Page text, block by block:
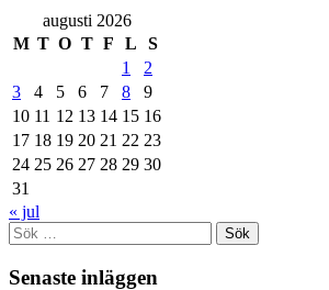
augusti 2026
M T O T F L
S
1
2
3
4 5 6 7 8
9
10 11 12 13 14 15 16
17 18 19 20 21 22 23
24 25 26 27 28 29 30
31
« jul
Sök
efter:
Senaste inläggen